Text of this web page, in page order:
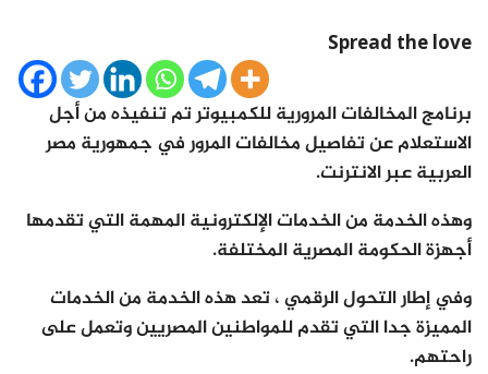
Spread the love
برنامج المخالفات المرورية للكمبيوتر تم تنفيذه من أجل
الاستعلام عن تفاصيل مخالفات المرور في جمهورية مصر
العربية عبر الانترنت.
وهذه الخدمة من الخدمات الإلكترونية المهمة التي تقدمها
أجهزة الحكومة المصرية المختلفة.
وفي إطار التحول الرقمي ، تعد هذه الخدمة من الخدمات
المميزة جدا التي تقدم للمواطنين المصريين وتعمل على
راحتهم.